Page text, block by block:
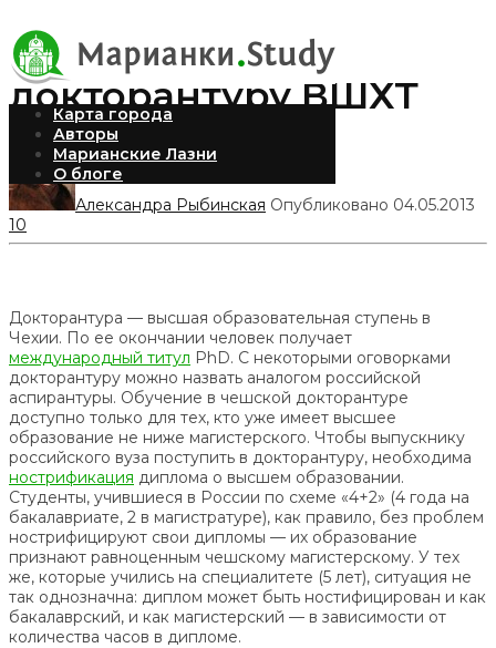
Карта города
Авторы
Марианские Лазни
О блоге
Поступление в
докторантуру ВШХТ
Александра Рыбинская Опубликовано 04.05.2013
10
Докторантура — высшая образовательная ступень в
Чехии. По ее окончании человек получает
международный титул PhD. С некоторыми оговорками
докторантуру можно назвать аналогом российской
аспирантуры. Обучение в чешской докторантуре
доступно только для тех, кто уже имеет высшее
образование не ниже магистерского. Чтобы выпускнику
российского вуза поступить в докторантуру, необходима
нострификация диплома о высшем образовании.
Студенты, учившиеся в России по схеме «4+2» (4 года на
бакалавриате, 2 в магистратуре), как правило, без проблем
нострифицируют свои дипломы — их образование
признают равноценным чешскому магистерскому. У тех
же, которые учились на специалитете (5 лет), ситуация не
так однозначна: диплом может быть ностифицирован и как
бакалаврский, и как магистерский — в зависимости от
количества часов в дипломе.